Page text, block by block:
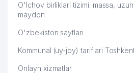
47 QODIR ROVOT SAVDO
49
TOSHKENT SHAHAR
ISHLARI BO'YICHA SUDI
O'lchov birliklari tizimi: massa,
maydon
O'zbekiston saytlari
Kommunal (uy-joy) tariflari
Onlayn xizmatlar